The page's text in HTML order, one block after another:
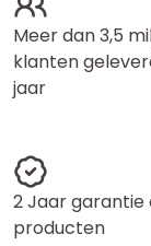
Meer dan 3,5
klanten
jaar
2 Jaar garantie
producten